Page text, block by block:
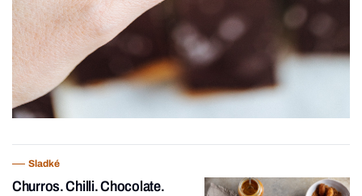
Sladké
Churros. Chilli. Chocolate.